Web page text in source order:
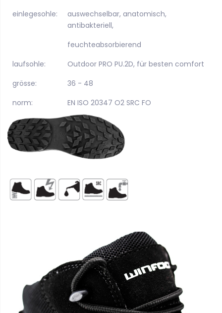
einlegesohle:
auswechselbar, anatomisch,
antibakteriell,
feuchteabsorbierend
laufsohle:
Outdoor PRO PU.2D, für besten comfort
grösse:
36 - 48
norm:
EN ISO 20347 O2 SRC FO